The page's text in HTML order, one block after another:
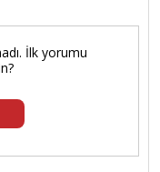
İlk yorumu